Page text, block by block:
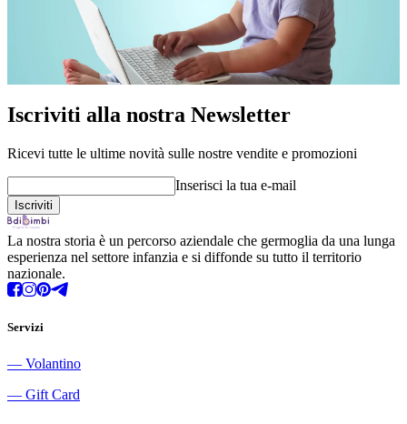
Iscriviti alla nostra Newsletter
Ricevi tutte le ultime novità sulle nostre vendite e promozioni
Inserisci la tua e-mail
La nostra storia è un percorso aziendale che germoglia da una lunga
esperienza nel settore infanzia e si diffonde su tutto il territorio
nazionale.
Servizi
― Volantino
― Gift Card